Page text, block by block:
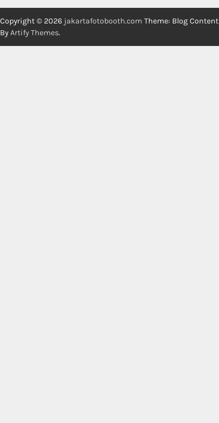
Copyright © 2026 jakartafotobooth.com Theme: Blog Content
By Artify Themes.